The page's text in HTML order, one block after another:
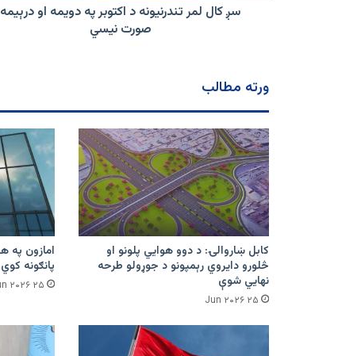
سږ کال لمر تندرنیونه د اکتوبر په دویمه او درېیمه
صورت نیسي
ورته مطالب
کابل ښاروالۍ: د دوو هوايي پلونو او
څلورو دایروي رېمپونو د جوړولو طرحه
نهایي شوې
۲۵ Jun ۲۰۲۶
پانګونه کوي
۲۵ Jun ۲۰۲۶